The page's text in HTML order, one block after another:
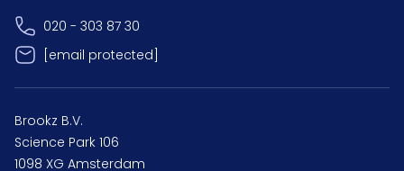
020 - 303 87 30
[email protected]
Brookz B.V.
Science Park 106
1098 XG Amsterdam